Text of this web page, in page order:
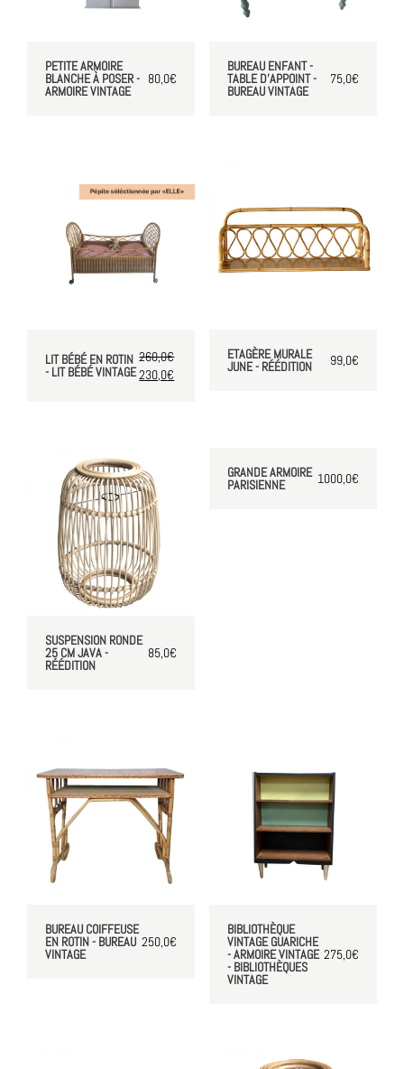
PETITE ARMOIRE
BLANCHE À POSER -
ARMOIRE VINTAGE
80,0€
BUREAU ENFANT -
TABLE D’APPOINT -
BUREAU VINTAGE
75,0€
LIT BÉBÉ EN ROTIN
- LIT BÉBÉ VINTAGE
260,0€
230,0€
ETAGÈRE MURALE
JUNE - RÉÉDITION 99,0€
SUSPENSION RONDE
25 CM JAVA -
RÉÉDITION
85,0€
GRANDE ARMOIRE
PARISIENNE 1000,0€
BUREAU COIFFEUSE
EN ROTIN - BUREAU
VINTAGE
250,0€
BIBLIOTHÈQUE
VINTAGE GUARICHE
- ARMOIRE VINTAGE
- BIBLIOTHÈQUES
VINTAGE
275,0€